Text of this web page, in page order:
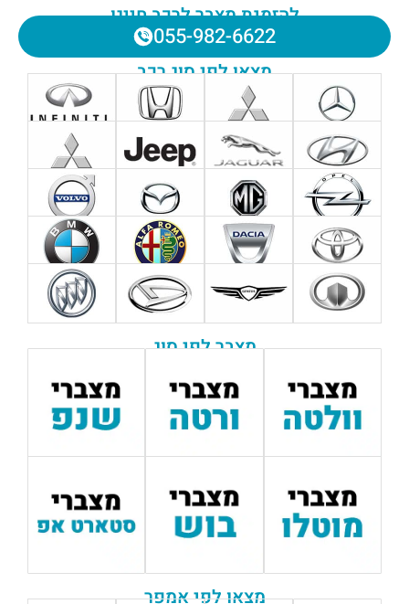
להזמנת מצבר לרכב חייגו
055-982-6622
מצאו לפי סוג רכב
מצבר לפי סוג
מצאו לפי אמפר